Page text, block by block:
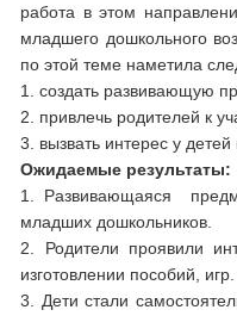
работа в этом
младшего дошкольного
по этой теме наметила
1. создать развивающую
2. привлечь родителей к
3. вызвать интерес у
Ожидаемые результаты:
1. Развивающаяся
младших дошкольников.
2. Родители проявили
изготовлении пособий, игр.
3. Дети стали